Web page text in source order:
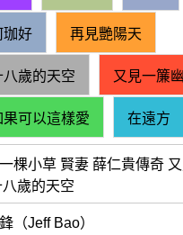
珈好 再見艷陽天
八歲的天空 又見一簾
果可以這樣愛 在遠方
棵小草 賢妻 薛仁貴傳奇
八歲的天空
（Jeff Bao）